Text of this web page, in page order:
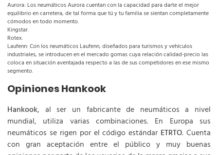
Aurora: Los neumáticos Aurora cuentan con la capacidad para darte el mejor
equilibrio en carretera, de tal forma que tú y tu familia se sientan completamente
cómodos en todo momento.
Kingstar.
Rotex.
Laufenn: Con los neumáticos Laufenn, diseñados para turismos y vehículos
industriales, se introducen en el mercado gomas cuya relación calidad-precio las
coloca en situación aventajada respecto a las de sus competidores en ese mismo
segmento.
Opiniones Hankook
Hankook, al ser un fabricante de neumáticos a nivel
mundial, utiliza varias combinaciones. En Europa sus
neumáticos se rigen por el código estándar ETRTO. Cuenta
con gran aceptación entre el público y muy buenas